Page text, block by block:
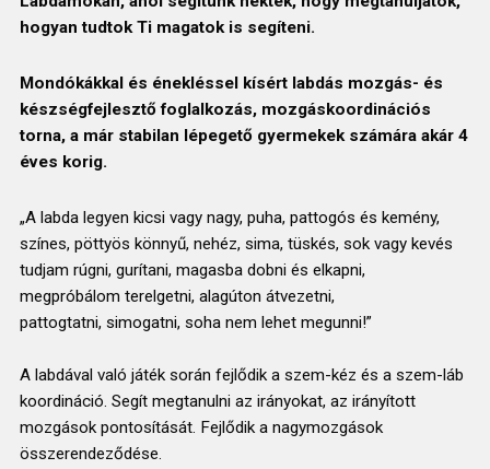
hogyan tudtok Ti magatok is segíteni.
Mondókákkal és énekléssel kísért labdás mozgás- és
készségfejlesztő foglalkozás, mozgáskoordinációs
torna, a már stabilan lépegető gyermekek számára akár 4
éves korig.
„A labda legyen kicsi vagy nagy, puha, pattogós és kemény,
színes, pöttyös könnyű, nehéz, sima, tüskés, sok vagy kevés
tudjam rúgni, gurítani, magasba dobni és elkapni,
megpróbálom terelgetni, alagúton átvezetni,
pattogtatni, simogatni, soha nem lehet megunni!”
A labdával való játék során fejlődik a szem-kéz és a szem-láb
koordináció. Segít megtanulni az irányokat, az irányított
mozgások pontosítását. Fejlődik a nagymozgások
összerendeződése.